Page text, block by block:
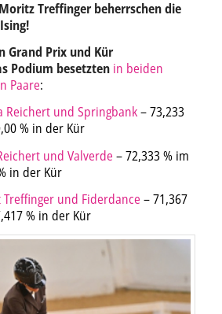
Treffinger beherrschen die
Grand Prix und Kür
Podium besetztenin beiden
Paare:
Reichert und Springbank– 73,233
% in der Kür
und Valverde – 72,333 % im
in der Kür
Treffinger und Fiderdance – 71,367
% in der Kür